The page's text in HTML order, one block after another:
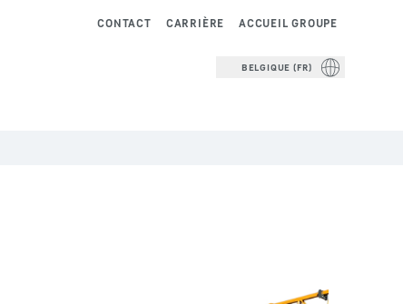
ACCUEIL GROUPE
CARRIÈRE
CONTACT
BELGIQUE (FR)